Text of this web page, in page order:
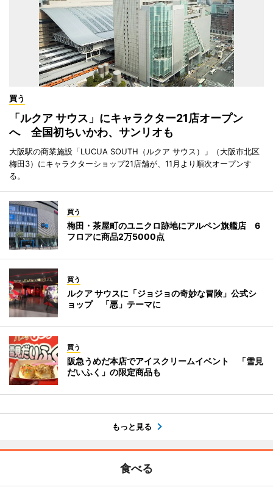
買う
「ルクア サウス」にキャラクター21店オープン
へ 全国初ちいかわ、サンリオも
大阪駅の商業施設「LUCUA SOUTH（ルクア サウス）」（大阪市北区
梅田3）にキャラクターショップ21店舗が、11月より順次オープンす
る。
買う
梅田・茶屋町のユニクロ跡地にアルペン旗艦店 6
フロアに商品2万5000点
買う
ルクア サウスに「ジョジョの奇妙な冒険」公式シ
ョップ 「悪」テーマに
買う
阪急うめだ本店でアイスクリームイベント 「雪見
だいふく」の限定商品も
もっと見る
食べる